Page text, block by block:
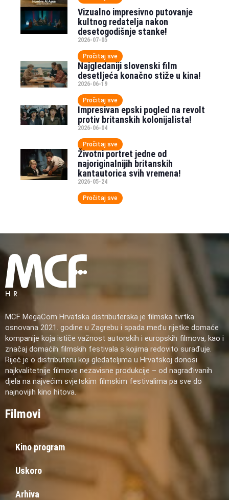
Vizualno impresivno putovanje
kultnog redatelja nakon
desetogodišnje stanke!
2026-07-05
Pročitaj sve
Najgledaniji slovenski film
desetljeća konačno stiže u kina!
2026-06-19
Pročitaj sve
Impresivan epski pogled na revolt
protiv britanskih kolonijalista!
2026-06-04
Pročitaj sve
Životni portret jedne od
najoriginalnijih britanskih
kantautorica svih vremena!
2026-05-24
Pročitaj sve
MCF MegaCom Hrvatska distributerska je filmska tvrtka
osnovana 2021. godine u Zagrebu i spada među rijetke domaće
kompanije koja ističe važnost autorskih i europskih filmova, kao i
značaj domaćih filmskih festivala s kojima redovito surađuje.
Riječ je o distributeru koji gledateljima u Hrvatskoj donosi
najkvalitetnije filmove nezavisne produkcije – od nagrađivanih
djela na najvećim svjetskim filmskim festivalima pa sve do
najnovijih kino hitova.
Filmovi
Kino program
Uskoro
Arhiva